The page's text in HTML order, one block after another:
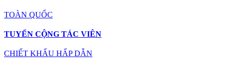
TOÀN QUỐC
TUYỂN CỘNG TÁC VIÊN
CHIẾT KHẤU HẤP DẪN